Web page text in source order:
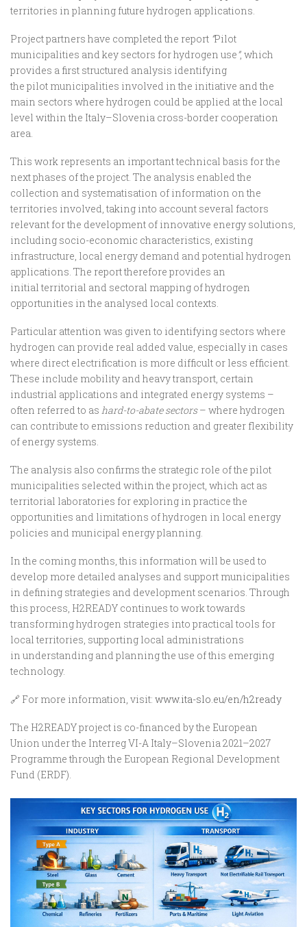
territories in planning future hydrogen applications.
Project partners have completed the report “Pilot
municipalities and key sectors for hydrogen use”, which
provides a first structured analysis identifying
the pilot municipalities involved in the initiative and the
main sectors where hydrogen could be applied at the local
level within the Italy–Slovenia cross-border cooperation
area.
This work represents an important technical basis for the
next phases of the project. The analysis enabled the
collection and systematisation of information on the
territories involved, taking into account several factors
relevant for the development of innovative energy solutions,
including socio-economic characteristics, existing
infrastructure, local energy demand and potential hydrogen
applications. The report therefore provides an
initial territorial and sectoral mapping of hydrogen
opportunities in the analysed local contexts.
Particular attention was given to identifying sectors where
hydrogen can provide real added value, especially in cases
where direct electrification is more difficult or less efficient.
These include mobility and heavy transport, certain
industrial applications and integrated energy systems –
often referred to as hard-to-abate sectors– where hydrogen
can contribute to emissions reduction and greater flexibility
of energy systems.
The analysis also confirms the strategic role of the pilot
municipalities selected within the project, which act as
territorial laboratories for exploring in practice the
opportunities and limitations of hydrogen in local energy
policies and municipal energy planning.
In the coming months, this information will be used to
develop more detailed analyses and support municipalities
in defining strategies and development scenarios. Through
this process, H2READY continues to work towards
transforming hydrogen strategies into practical tools for
local territories, supporting local administrations
in understanding and planning the use of this emerging
technology.
🔗 For more information, visit: www.ita-slo.eu/en/h2ready
The H2READY project is co-financed by the European
Union under the Interreg VI-A Italy–Slovenia 2021–2027
Programme through the European Regional Development
Fund (ERDF).